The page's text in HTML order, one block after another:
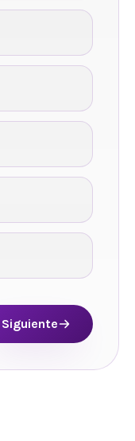
Siguiente